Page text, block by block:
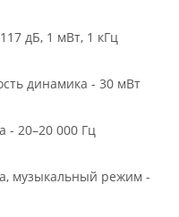
дБ, 1 мВт, 1 кГц
динамика - 30 мВт
- 20–20 000 Гц
музыкальный режим -